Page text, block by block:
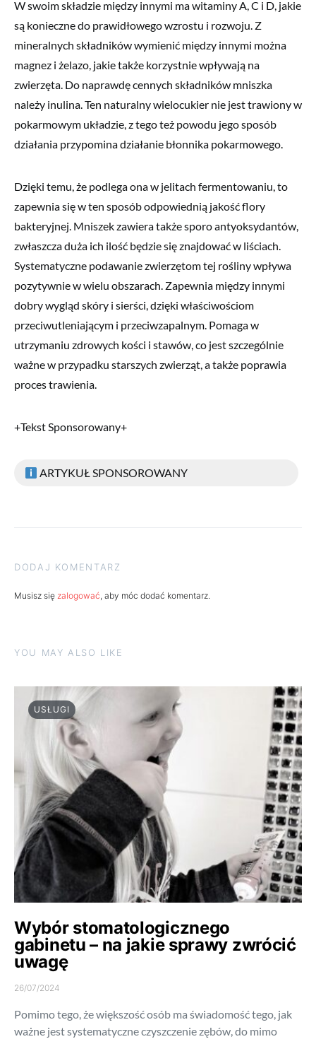
W swoim składzie między innymi ma witaminy A, C i D, jakie
są konieczne do prawidłowego wzrostu i rozwoju. Z
mineralnych składników wymienić między innymi można
magnez i żelazo, jakie także korzystnie wpływają na
zwierzęta. Do naprawdę cennych składników mniszka
należy inulina. Ten naturalny wielocukier nie jest trawiony w
pokarmowym układzie, z tego też powodu jego sposób
działania przypomina działanie błonnika pokarmowego.
Dzięki temu, że podlega ona w jelitach fermentowaniu, to
zapewnia się w ten sposób odpowiednią jakość flory
bakteryjnej. Mniszek zawiera także sporo antyoksydantów,
zwłaszcza duża ich ilość będzie się znajdować w liściach.
Systematyczne podawanie zwierzętom tej rośliny wpływa
pozytywnie w wielu obszarach. Zapewnia między innymi
dobry wygląd skóry i sierści, dzięki właściwościom
przeciwutleniającym i przeciwzapalnym. Pomaga w
utrzymaniu zdrowych kości i stawów, co jest szczególnie
ważne w przypadku starszych zwierząt, a także poprawia
proces trawienia.
+Tekst Sponsorowany+
ARTYKUŁ SPONSOROWANY
DODAJ KOMENTARZ
Musisz się zalogować, aby móc dodać komentarz.
YOU MAY ALSO LIKE
USŁUGI
Wybór stomatologicznego
gabinetu – na jakie sprawy zwrócić
uwagę
26/07/2024
Pomimo tego, że większość osób ma świadomość tego, jak
ważne jest systematyczne czyszczenie zębów, do mimo